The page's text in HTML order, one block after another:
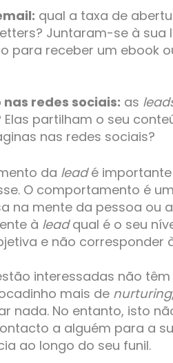
qual a taxa de
Juntaram-se à
para receber um ebook
redes sociais: as
Elas partilham o seu
nas redes sociais?
da leadé importante
O comportamento é
na mente da pessoa ou
à leadqual é o seu
e não corresponder
interessadas não
mais de nurturing
nada. No entanto, isto
a alguém para a
ao longo do seu funil.